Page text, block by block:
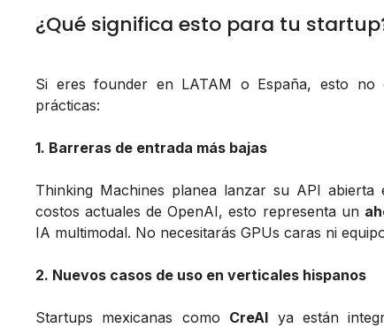
¿Qué significa esto para tu
Si eres founder en LATAM o España, esto no
prácticas:
1. Barreras de entrada más bajas
Thinking Machines planea lanzar su API abierta
costos actuales de OpenAI, esto representa un
IA multimodal. No necesitarás GPUs caras ni
2. Nuevos casos de uso en verticales hispanos
Startups mexicanas como CreAI ya están